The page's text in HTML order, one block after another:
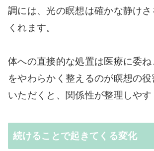
調には、光の瞑想は確かな静けさ
くれます。
体への直接的な処置は医療に委
をやわらかく整えるのが瞑想の
いただくと、関係性が整理しやす
続けることで起きてくる変化